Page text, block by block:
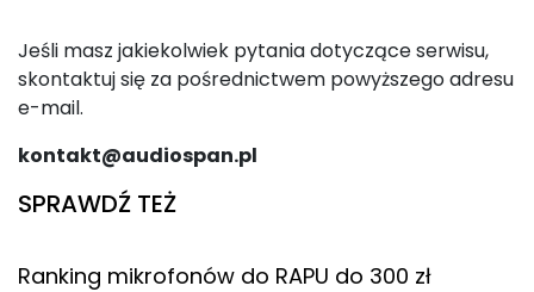
Jeśli masz jakiekolwiek pytania dotyczące serwisu,
skontaktuj się za pośrednictwem powyższego adresu
e-mail.
kontakt@audiospan.pl
SPRAWDŹ TEŻ
Ranking mikrofonów do RAPU do 300 zł